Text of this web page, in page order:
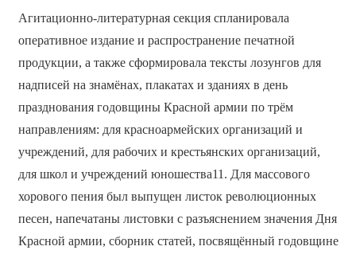
Агитационно-литературная секция спланировала
оперативное издание и распространение печатной
продукции, а также сформировала тексты лозунгов для
надписей на знамёнах, плакатах и зданиях в день
празднования годовщины Красной армии по трём
направлениям: для красноармейских организаций и
учреждений, для рабочих и крестьянских организаций,
для школ и учреждений юношества11. Для массового
хорового пения был выпущен листок революционных
песен, напечатаны листовки с разъяснением значения Дня
Красной армии, сборник статей, посвящённый годовщине